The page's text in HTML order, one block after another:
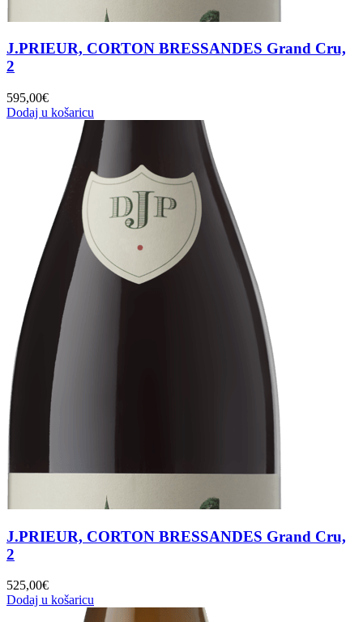
J.PRIEUR, CORTON BRESSANDES Grand Cru,
2
595,00€
Dodaj u košaricu
J.PRIEUR, CORTON BRESSANDES Grand Cru,
2
525,00€
Dodaj u košaricu